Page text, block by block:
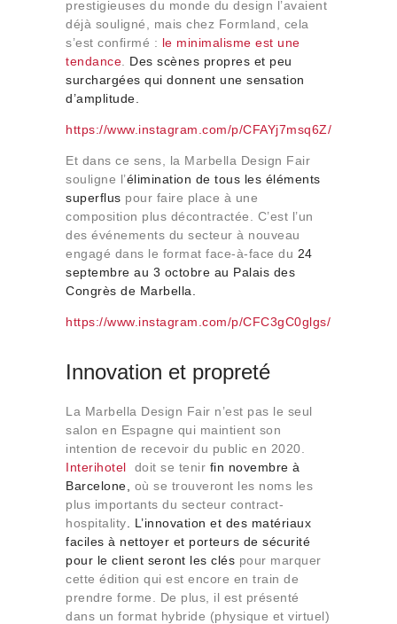
prestigieuses du monde du design l’avaient
déjà souligné, mais chez Formland, cela
s’est confirmé : le minimalisme est une
tendance
Des scènes propres et peu
surchargées qui donnent une sensation
d’amplitude.
https://www.instagram.com/p/CFAYj7msq6Z/
Et dans ce sens, la Marbella Design Fair
souligne l’élimination de tous les éléments
superflus pour faire place à une
composition plus décontractée. C’est l’un
des événements du secteur à nouveau
engagé dans le format face-à-face du 24
septembre au 3 octobre au Palais des
Congrès de Marbella.
https://www.instagram.com/p/CFC3gC0glgs/
Innovation et propreté
La Marbella Design Fair n’est pas le seul
salon en Espagne qui maintient son
intention de recevoir du public en 2020.
Interihotel doit se tenir fin novembre à
Barcelone,
où se trouveront les noms les
plus importants du secteur contract-
hospitality . L’innovation et des matériaux
faciles à nettoyer et porteurs de sécurité
pour le client seront les clés pour marquer
cette édition qui est encore en train de
prendre forme. De plus, il est présenté
dans un format hybride (physique et virtuel)